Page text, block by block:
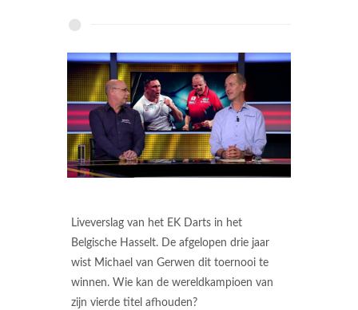
Liveverslag van het EK Darts in het
Belgische Hasselt. De afgelopen drie jaar
wist Michael van Gerwen dit toernooi te
winnen. Wie kan de wereldkampioen van
zijn vierde titel afhouden?